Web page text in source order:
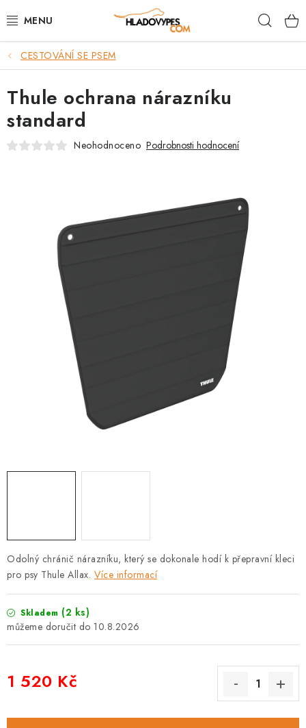
na
POTŘEBY PRO PSY
TAMI PŘEPRAVNÍ BOXY
SPORT SE PSEM
VĚRNOSTNÍ PROGRAM
VÝMĚNA, VRÁCENÍ A REKLAMACE
Výměna, vrácení a reklamace
FAQ
CESTOVÁNÍ SE PSEM
Odolný chránič nárazníku, který se dokonale hodí k přepravní kleci
pro psy Thule Allax. Více informací
Skladem (2 ks)
10.8.2026
1 520 Kč
Thule ochrana nárazníku
standard
Neohodnoceno Podrobnosti hodnocení